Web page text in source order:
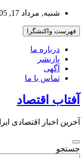
بروید
شنبه, مرداد 17, 1405
فهرست واکنشگرا
درباره ما
بازنشر
آگهی
تماس با ما
آفتاب اقتصاد
آخرین اخبار اقتصادی
جستجو